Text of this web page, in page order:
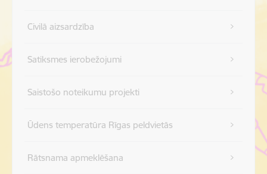
Civilā aizsardzība
Satiksmes ierobežojumi
Saistošo noteikumu projekti
Ūdens temperatūra Rīgas peldvietās
Rātsnama apmeklēšana